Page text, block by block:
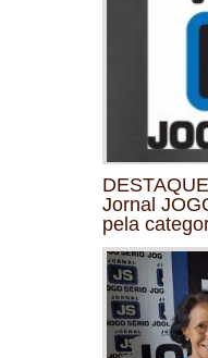
Jornal
pela